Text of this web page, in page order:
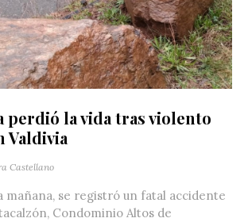
perdió la vida tras violento
Valdivia
Castellano
mañana, se registró un fatal accidente
Condominio Altos de